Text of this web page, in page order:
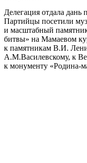
Делегация отдала дань
Партийцы посетили
и масштабный
битвы» на Мамаевом
к памятникам В.И.
А.М.Василевскому, к
к монументу «Родина-